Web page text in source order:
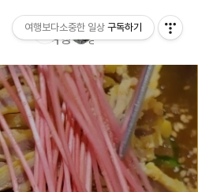
여행 영상정보( 유투브)
여행보다소중한 일상 구독하기